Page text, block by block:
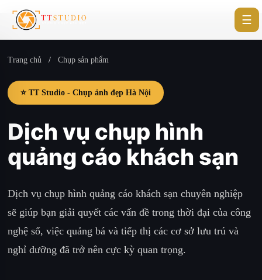
☰
Trang chủ / Chụp sản phẩm
⭐ TT Studio - Chụp ảnh đẹp Hà Nội
Dịch vụ chụp hình
quảng cáo khách sạn
Dịch vụ chụp hình quảng cáo khách sạn chuyên nghiệp
sẽ giúp bạn giải quyết các vấn đề trong thời đại của công
nghệ số, việc quảng bá và tiếp thị các cơ sở lưu trú và
nghỉ dưỡng đã trở nên cực kỳ quan trọng.